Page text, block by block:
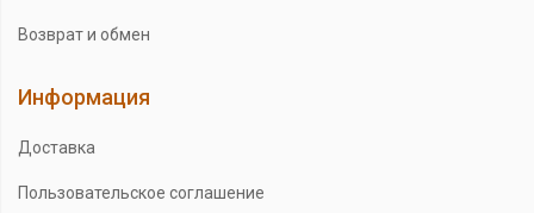
Возврат и обмен
Информация
Доставка
Пользовательское соглашение